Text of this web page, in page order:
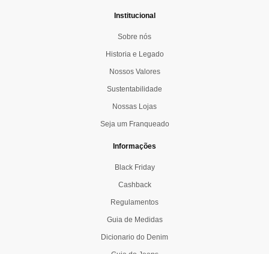
Institucional
Sobre nós
Historia e Legado
Nossos Valores
Sustentabilidade
Nossas Lojas
Seja um Franqueado
Informações
Black Friday
Cashback
Regulamentos
Guia de Medidas
Dicionario do Denim